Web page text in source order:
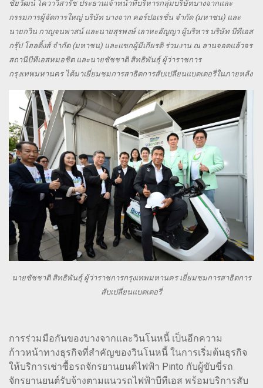
ชัยวัฒน์ โควาวิสารัช ประธานเจ้าหน้าที่บริหารกลุ่มบริษัทบางจากและ
กรรมการผู้จัดการใหญ่ บริษัท บางจาก คอร์ปอเรชั่น จำกัด (มหาชน) และ
นายกวิน กาญจนพาสน์ และนายสุรพงษ์ เลาหะอัญญา ผู้บริหาร บริษัท บีทีเอส
กรุ๊ป โฮลดิ้งส์ จำกัด (มหาชน) และแขกผู้มีเกียรติ ร่วมงาน ณ ลานจอดแล้วจร
สถานีบีทีเอสหมอชิต และนายชัชชาติ สิทธิพันธุ์ ผู้ว่าราชการ
กรุงเทพมหานคร ได้มาเยี่ยมชมการสาธิตการสับเปลี่ยนแบตเตอรี่ในภายหลัง
นายชัชชาติ สิทธิพันธุ์ ผู้ว่าราชการกรุงเทพมหานคร เยี่ยมชมการสาธิตการ
สับเปลี่ยนแบตเตอรี่
การร่วมมือกันของบางจากและวินโนหนี้ เป็นอีกความ
ก้าวหน้าทางธุรกิจที่สำคัญของวินโนหนี้ ในการเริ่มต้นธุรกิจ
ให้บริการเช่าซื้อรถจักรยานยนต์ไฟฟ้า Pinto กับผู้ขับขี่รถ
จักรยานยนต์รับจ้างตามแนวรถไฟฟ้าบีทีเอส พร้อมบริการสับ